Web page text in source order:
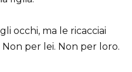
occhi, ma le ricacciai
per lei. Non per loro.